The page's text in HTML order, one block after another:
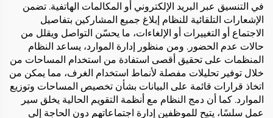
في التنسيق عبر البريد الإلكتروني أو المكالمات الهاتفية. تضمن
الإشعارات التلقائية للنظام إبلاغ جميع المشاركين بتفاصيل
الاجتماع أو التغييرات أو الإلغاءات، ما يحسّن التواصل ويقلل من
حالات عدم الحضور. ومن منظور إدارة الموارد، يساعد النظام
المنظمات على تحقيق أقصى استفادة من استخدام المساحات من
خلال توفير تحليلات مفصلة لأنماط استخدام الغرف، مما يمكن من
اتخاذ قرارات قائمة على البيانات بشأن تخصيص المساحات وتوزيع
الموارد. كما أن دمج النظام مع أنظمة التقويم الحالية يخلق سير
عمل سلسًا، يتيح للموظفين إدارة اجتماعاتهم دون الحاجة إلى